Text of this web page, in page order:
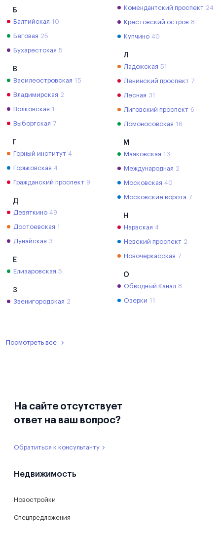
Б
Балтийская 10
Беговая 25
Бухарестская 5
В
Василеостровская 15
Владимирская 2
Волковская 1
Выборгская 7
Г
Горный институт 4
Горьковская 4
Гражданский проспект 9
Д
Девяткино 49
Достоевская 1
Дунайская 3
Е
Елизаровская 5
З
Звенигородская 2
Комендантский проспект 24
Крестовский остров 8
Купчино 40
Л
Ладожская 51
Ленинский проспект 7
Лесная 31
Лиговский проспект 6
Ломоносовская 16
М
Маяковская 13
Международная 2
Московская 40
Московские ворота 7
Н
Нарвская 4
Невский проспект 2
Новочеркасская 7
О
Обводный Канал 8
Озерки 11
Посмотреть все
На сайте отсутствует
ответ на ваш вопрос?
Обратиться к консультанту
Недвижимость
Новостройки
Спецпредложения